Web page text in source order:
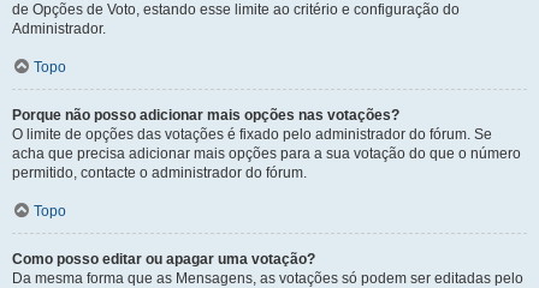
de Opções de Voto, estando esse limite ao critério e configuração do
Administrador.
Topo
Porque não posso adicionar mais opções nas votações?
O limite de opções das votações é fixado pelo administrador do fórum. Se
acha que precisa adicionar mais opções para a sua votação do que o número
permitido, contacte o administrador do fórum.
Topo
Como posso editar ou apagar uma votação?
Da mesma forma que as Mensagens, as votações só podem ser editadas pelo